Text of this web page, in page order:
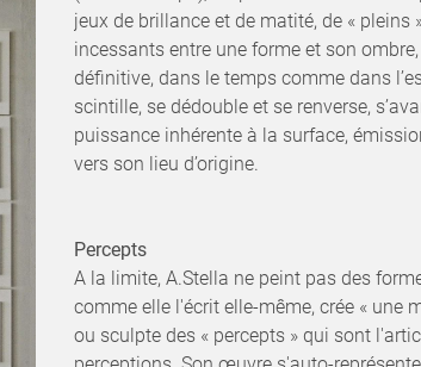
jeux de brillance et de matité, de « pleins
incessants entre une forme et son
définitive, dans le temps comme dans
scintille, se dédouble et se renverse,
puissance inhérente à la surface,
vers son lieu d’origine.
Percepts
A la limite, A.Stella ne peint pas des
comme elle l'écrit elle-même, crée « une
ou sculpte des « percepts » qui sont